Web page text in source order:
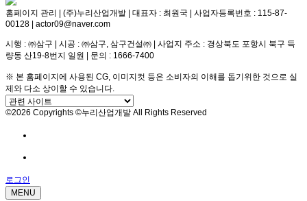
홈페이지 관리 | (주)누리산업개발 | 대표자 : 최원국 | 사업자등록번호 : 115-87-
00128 | actor09@naver.com
시행 : ㈜삼구 | 시공 : ㈜삼구, 삼구건설㈜ | 사업지 주소 : 경상북도 포항시 북구 득
량동 산19-8번지 일원 | 문의 : 1666-7400
※ 본 홈페이지에 사용된 CG, 이미지컷 등은 소비자의 이해를 돕기위한 것으로 실
제와 다소 상이할 수 있습니다.
©2026 Copyrights ©누리산업개발 All Rights Reserved
로그인
MENU